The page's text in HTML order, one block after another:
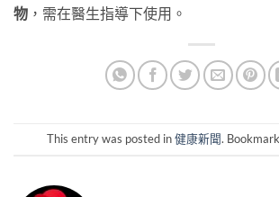
物 ，需在醫生指導下使用。
This entry was posted in健康新聞.